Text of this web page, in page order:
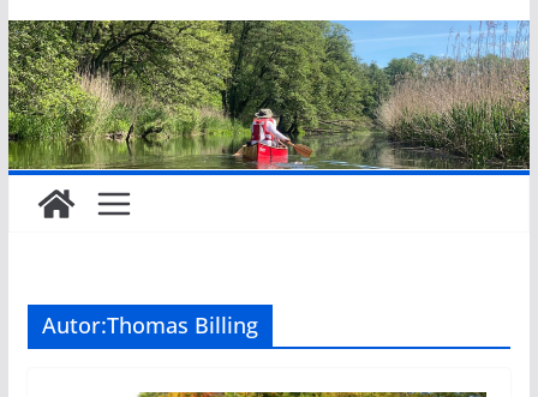
Autor:Thomas Billing